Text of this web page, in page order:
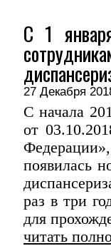
С 1
27 Декабря
С начала
от
появилась
раз в три
для
читать